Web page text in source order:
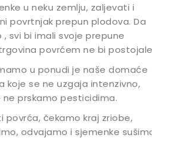
u neku zemlju, zaljevati i
povrtnjak prepun plodova. Da
svi bi imali svoje prepune
povrćem ne bi postojale.
u ponudi je naše domaće
koje se ne uzgaja intenzivno,
prskamo pesticidima.
povrća, čekamo kraj zriobe,
odvajamo i sjemenke sušimo